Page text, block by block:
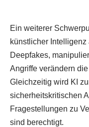
Ein weiterer
künstlicher
Deepfakes,
Angriffe verändern
Gleichzeitig wird KI
sicherheitskritischen
Fragestellungen zu
sind berechtigt.